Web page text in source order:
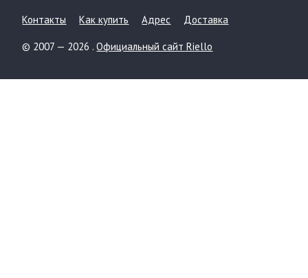
Контакты Как купить Адрес Доставка
© 2007 — 2026 .Официальный сайт Riello